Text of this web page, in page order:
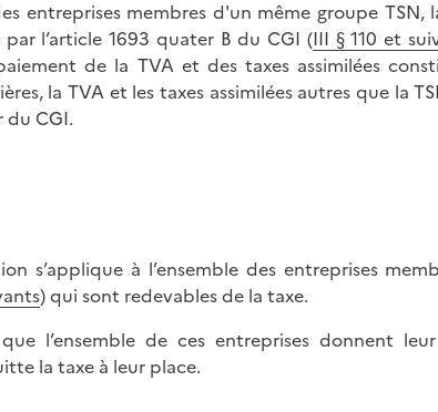
entreprises membres d'un même groupe TSN,
l’article 1693 quater B du CGI (III § 110 et
de la TVA et des taxes assimilées
la TVA et les taxes assimilées autres que la
CGI.
s’applique à l’ensemble des entreprises
) qui sont redevables de la taxe.
l’ensemble de ces entreprises donnent
la taxe à leur place.